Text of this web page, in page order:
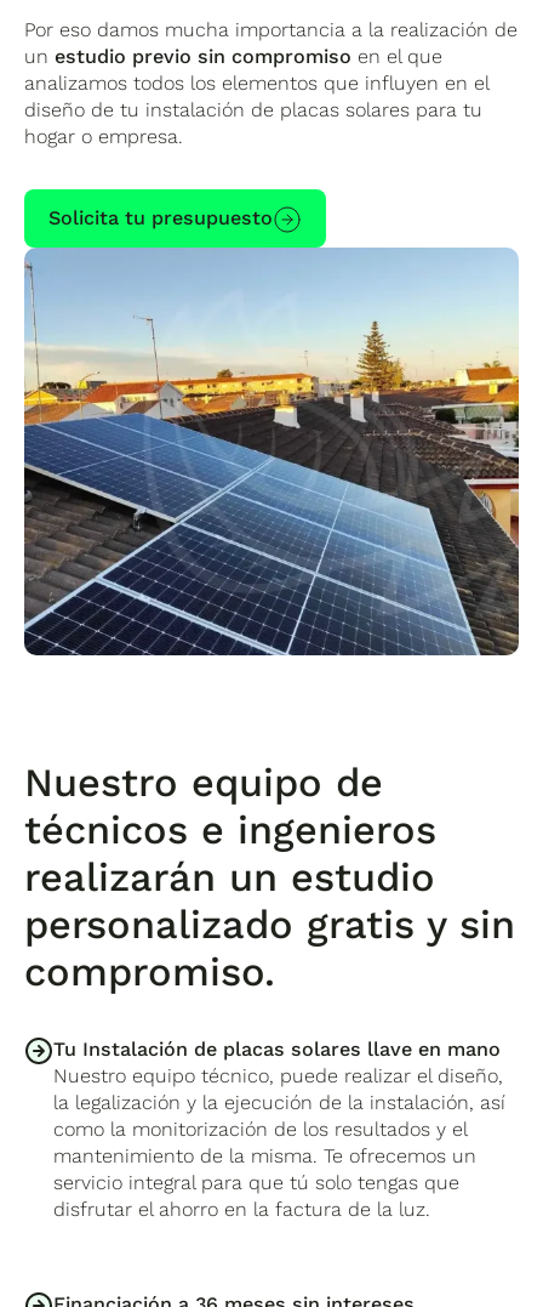
Por eso damos mucha importancia a la realización de
unestudio previo sin compromiso en el que
analizamos todos los elementos que influyen en el
diseño de tu instalación de placas solares para tu
hogar o empresa.
Solicita tu presupuesto
Nuestro equipo de
técnicos e ingenieros
realizarán un estudio
personalizado gratis y sin
compromiso.
Tu Instalación de placas solares llave en mano
Nuestro equipo técnico, puede realizar el diseño,
la legalización y la ejecución de la instalación, así
como la monitorización de los resultados y el
mantenimiento de la misma. Te ofrecemos un
servicio integral para que tú solo tengas que
disfrutar el ahorro en la factura de la luz.